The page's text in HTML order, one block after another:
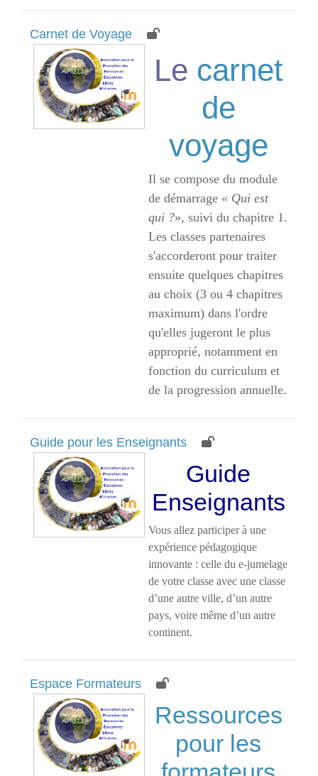
Carnet de Voyage
Le carnet
de
voyage
Il se compose du module
de démarrage « Qui est
qui ?», suivi du chapitre 1.
Les classes partenaires
s'accorderont pour traiter
ensuite quelques chapitres
au choix (3 ou 4 chapitres
maximum) dans l'ordre
qu'elles jugeront le plus
approprié, notamment en
fonction du curriculum et
de la progression annuelle.
Guide pour les Enseignants
Guide
Enseignants
Vous allez participer à une
expérience pédagogique
innovante : celle du e-jumelage
de votre classe avec une classe
d’une autre ville, d’un autre
pays, voire même d’un autre
continent.
Espace Formateurs
Ressources
pour les